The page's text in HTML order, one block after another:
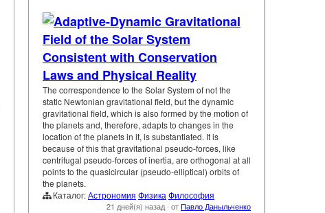
Adaptive-Dynamic Gravitational
Field of the Solar System
Consistent with Conservation
Laws and Physical Reality
The correspondence to the Solar System of not the
static Newtonian gravitational field, but the dynamic
gravitational field, which is also formed by the motion of
the planets and, therefore, adapts to changes in the
location of the planets in it, is substantiated. It is
because of this that gravitational pseudo-forces, like
centrifugal pseudo-forces of inertia, are orthogonal at all
points to the quasicircular (pseudo-elliptical) orbits of
the planets.
Каталог:Астрономия Физика Философия
21 дней(я) назад· отПавло Даныльченко